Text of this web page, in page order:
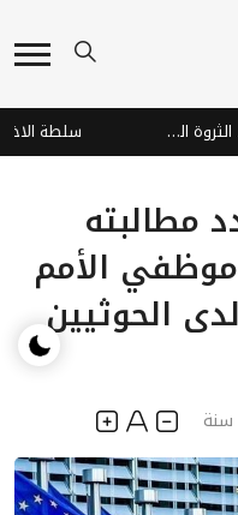
هجمات عصابة الحوثي في البحر الاحمر تهدد الثروة السمكية وتفاقم معاناة الصيادين في اليمن
مطالبته
موظفي الأمم
الحوثيين